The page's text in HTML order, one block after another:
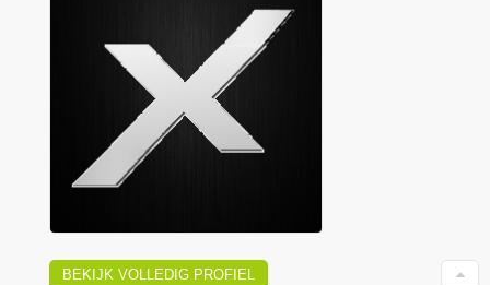
BEKIJK VOLLEDIG PROFIEL